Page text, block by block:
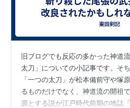
旧ブログでも反応の多かった神道
太刀」についての小記事です。そ
「一つの太刀」が松本備前守や塚
るものだけでなく、神道流の開祖
源とする説が江戸時代前期の地誌